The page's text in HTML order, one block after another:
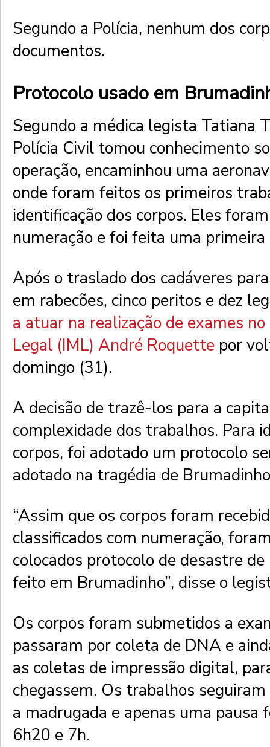
Segundo a Polícia, nenhum dos
documentos.
Protocolo usado em
Segundo a médica legista Tatiana
Polícia Civil tomou conhecimento
operação, encaminhou uma
onde foram feitos os primeiros
identificação dos corpos. Eles
numeração e foi feita uma
Após o traslado dos cadáveres
em rabecões, cinco peritos e dez
a atuar na realização de exames
Legal (IML) André Roquette por
domingo (31).
A decisão de trazê-los para a
complexidade dos trabalhos. Para
corpos, foi adotado um protocolo
adotado na tragédia de
“Assim que os corpos foram
classificados com numeração,
colocados protocolo de desastre
feito em Brumadinho”, disse o
Os corpos foram submetidos a
passaram por coleta de DNA e
as coletas de impressão digital,
chegassem. Os trabalhos
a madrugada e apenas uma pausa
6h20 e 7h.